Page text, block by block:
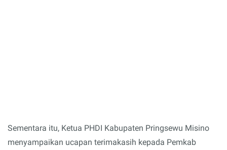
Sementara itu, Ketua PHDI Kabupaten Pringsewu Misino
menyampaikan ucapan terimakasih kepada Pemkab